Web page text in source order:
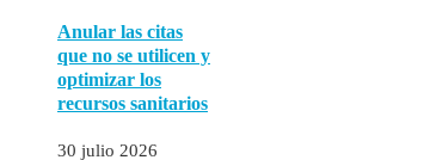
Anular las citas
que no se utilicen y
optimizar los
recursos sanitarios
30 julio 2026